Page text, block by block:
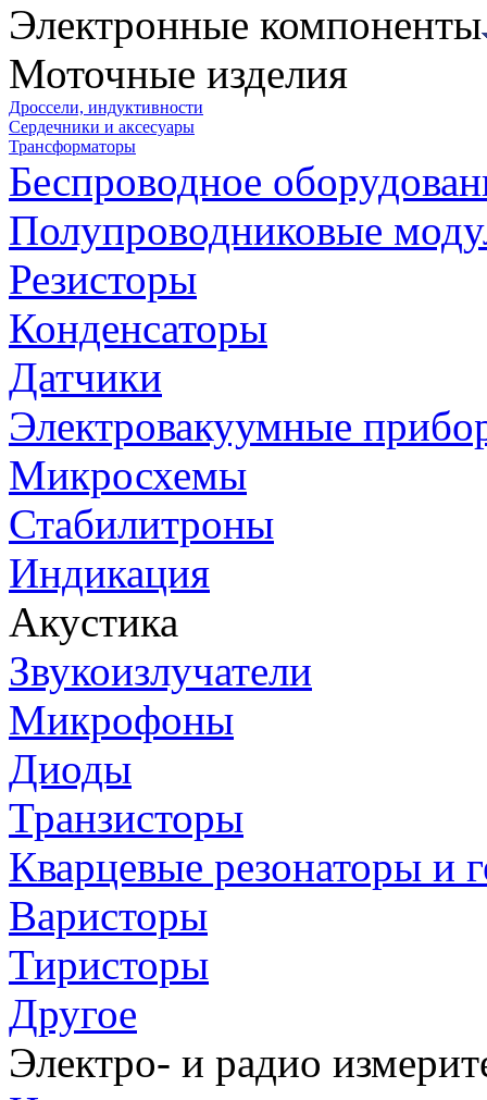
Электронные компоненты
Моточные изделия
Дроссели, индуктивности
Сердечники и аксесуары
Трансформаторы
Беспроводное
Полупроводниковые
Резисторы
Конденсаторы
Датчики
Электровакуумные
Микросхемы
Стабилитроны
Индикация
Акустика
Звукоизлучатели
Микрофоны
Диоды
Транзисторы
Кварцевые резонаторы и
Варисторы
Тиристоры
Другое
Электро- и радио